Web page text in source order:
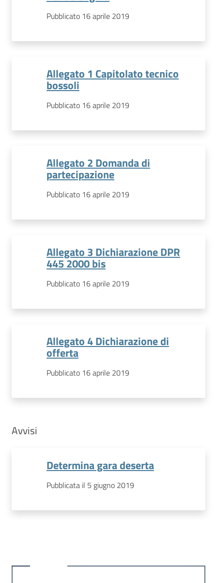
Pubblicato 16 aprile 2019
Allegato 1 Capitolato tecnico
bossoli
Pubblicato 16 aprile 2019
Allegato 2 Domanda di
partecipazione
Pubblicato 16 aprile 2019
Allegato 3 Dichiarazione DPR
445 2000 bis
Pubblicato 16 aprile 2019
Allegato 4 Dichiarazione di
offerta
Pubblicato 16 aprile 2019
Avvisi
Determina gara deserta
Pubblicata il 5 giugno 2019